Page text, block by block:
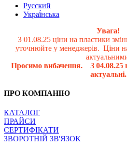
Русский
Украї́нська
Увага!
З 01.08.25 ціни на пластики
уточнюйте у менеджерів. Ціни
Просимо вибачення. З 04.08.25
актуальні.
ПРО КОМПАНІЮ
КАТАЛОГ
ПРАЙСИ
СЕРТИФІКАТИ
ЗВОРОТНІЙ ЗВ'ЯЗОК